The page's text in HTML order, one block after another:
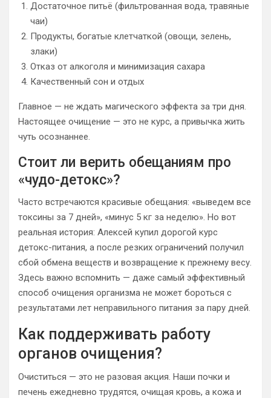
Достаточное питьё (фильтрованная вода, травяные
чаи)
Продукты, богатые клетчаткой (овощи, зелень,
злаки)
Отказ от алкоголя и минимизация сахара
Качественный сон и отдых
Главное — не ждать магического эффекта за три дня.
Настоящее очищение — это не курс, а привычка жить
чуть осознаннее.
Стоит ли верить обещаниям про
«чудо-детокс»?
Часто встречаются красивые обещания: «выведем все
токсины за 7 дней», «минус 5 кг за неделю». Но вот
реальная история: Алексей купил дорогой курс
детокс-питания, а после резких ограничений получил
сбой обмена веществ и возвращение к прежнему весу.
Здесь важно вспомнить — даже самый эффективный
способ очищения организма не может бороться с
результатами лет неправильного питания за пару дней.
Как поддерживать работу
органов очищения?
Очиститься — это не разовая акция. Наши почки и
печень ежедневно трудятся, очищая кровь, а кожа и